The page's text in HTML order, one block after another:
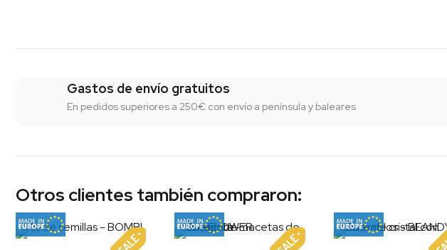
Gastos de envío gratuitos
En pedidos superiores a 250€ con envío a península y baleares
Otros clientes también compraron: